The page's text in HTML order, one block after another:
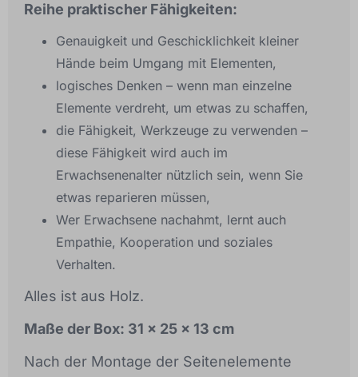
Reihe praktischer Fähigkeiten:
Genauigkeit und Geschicklichkeit kleiner
Hände beim Umgang mit Elementen,
logisches Denken – wenn man einzelne
Elemente verdreht, um etwas zu schaffen,
die Fähigkeit, Werkzeuge zu verwenden –
diese Fähigkeit wird auch im
Erwachsenenalter nützlich sein, wenn Sie
etwas reparieren müssen,
Wer Erwachsene nachahmt, lernt auch
Empathie, Kooperation und soziales
Verhalten.
Alles ist aus Holz.
Maße der Box: 31 x 25 x 13 cm
Nach der Montage der Seitenelemente